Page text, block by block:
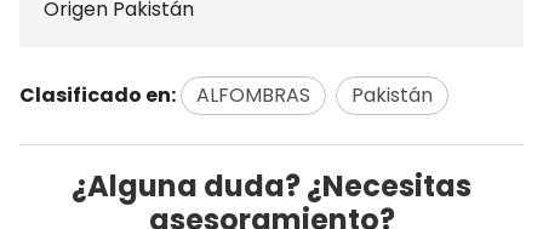
Origen Pakistán
Clasificado en: ALFOMBRAS Pakistán
¿Alguna duda? ¿Necesitas
asesoramiento?